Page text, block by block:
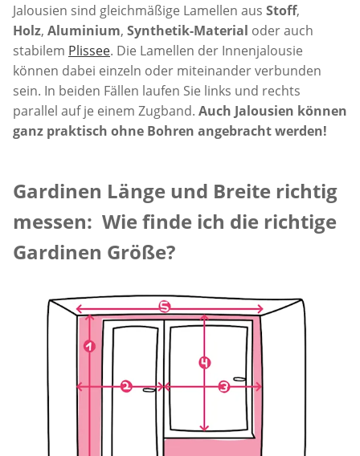
Jalousien sind gleichmäßige Lamellen aus Stoff,
Holz, Aluminium, Synthetik-Material oder auch
stabilem Plissee. Die Lamellen der Innenjalousie
können dabei einzeln oder miteinander verbunden
sein. In beiden Fällen laufen Sie links und rechts
parallel auf je einem Zugband. Auch Jalousien können
ganz praktisch ohne Bohren angebracht werden!
Gardinen Länge und Breite richtig
messen: Wie finde ich die richtige
Gardinen Größe?